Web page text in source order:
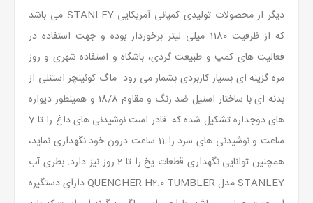
دیگر از محصولات تولیدی کمپانی آمریکایی STANLEY می باشد
که از ظرفیت 1180 میلی لیتر برخوردار بوده و جهت استفاده در
فعالیت های کمپ و طبیعت گردی، باشگاه و استفاده شهری و روز
مره گزینه ای بسیار کاربردی بشمار می رود. ماگ کوئینچر استنلی از
بدنه ای با ساختار استیل ضد زنگ و مقاوم 18/8 و همینطور دیواره
های دوجداره تشکیل شده که قادر است نوشیدنی های داغ را تا 7
ساعت و نوشیدنی های سرد را 11 ساعت درون خود نگهداری نماید،
همچنین توانایی نگهداری قطعات یخ را تا 2 روز نیز دارد. بطری آب
STANLEY مدل QUENCHER H2.0 TUMBLER دارای دستگیره